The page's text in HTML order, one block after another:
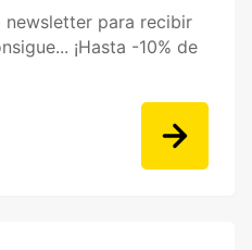
newsletter para recibir
¡Hasta -10% de